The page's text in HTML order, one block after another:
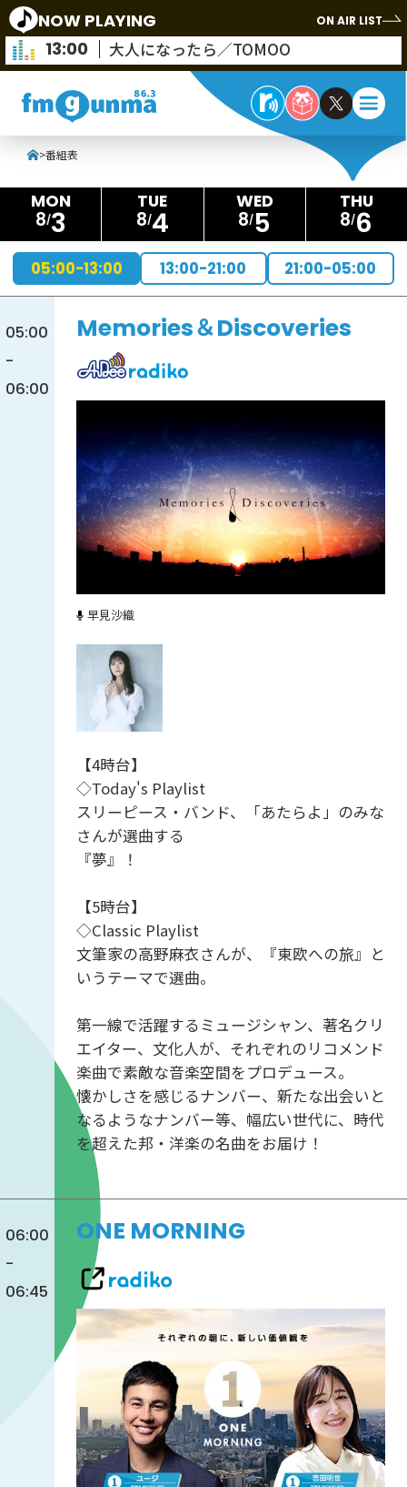
NOW PLAYING ON AIR LIST
13:00 大人になったら／TOMOO
>番組表
8 3 8 4 8 5 8 6
05:00-13:00 13:00-21:00 21:00-05:00
05:00
-
06:00
Memories＆Discoveries
早見沙織
【4時台】
◇Today's Playlist
スリーピース・バンド、「あたらよ」のみな
さんが選曲する
『夢』！
【5時台】
◇Classic Playlist
文筆家の高野麻衣さんが、『東欧への旅』と
いうテーマで選曲。
第一線で活躍するミュージシャン、著名クリ
エイター、文化人が、それぞれのリコメンド
楽曲で素敵な音楽空間をプロデュース。
懐かしさを感じるナンバー、新たな出会いと
なるようなナンバー等、幅広い世代に、時代
を超えた邦・洋楽の名曲をお届け！
06:00
-
06:45
ONE MORNING